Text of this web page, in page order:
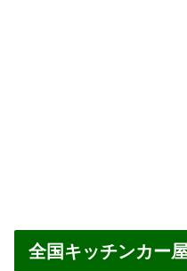
全国キッチンカー